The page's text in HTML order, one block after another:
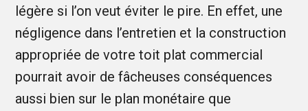
légère si l’on veut éviter le pire. En effet, une
négligence dans l’entretien et la construction
appropriée de votre toit plat commercial
pourrait avoir de fâcheuses conséquences
aussi bien sur le plan monétaire que